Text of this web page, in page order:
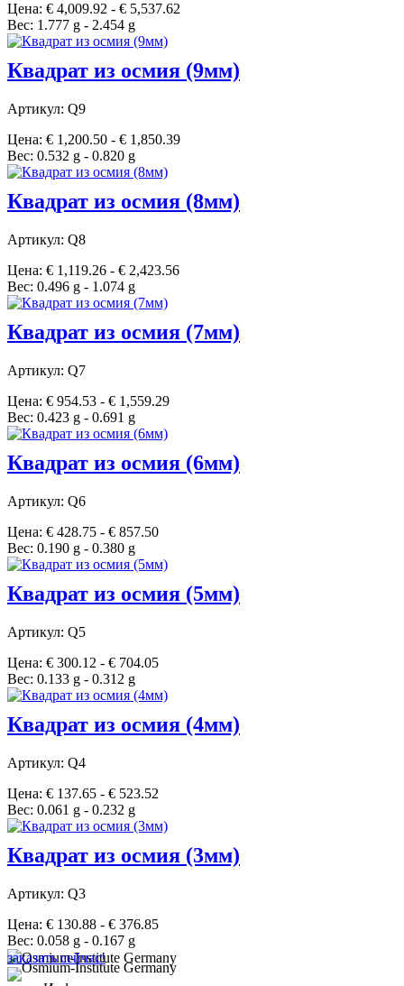
Цена: € 4,009.92 - € 5,537.62
Вес: 1.777 g - 2.454 g
Квадрат из осмия (9мм)
Артикул: Q9
Цена: € 1,200.50 - € 1,850.39
Вес: 0.532 g - 0.820 g
Квадрат из осмия (8мм)
Артикул: Q8
Цена: € 1,119.26 - € 2,423.56
Вес: 0.496 g - 1.074 g
Квадрат из осмия (7мм)
Артикул: Q7
Цена: € 954.53 - € 1,559.29
Вес: 0.423 g - 0.691 g
Квадрат из осмия (6мм)
Артикул: Q6
Цена: € 428.75 - € 857.50
Вес: 0.190 g - 0.380 g
Квадрат из осмия (5мм)
Артикул: Q5
Цена: € 300.12 - € 704.05
Вес: 0.133 g - 0.312 g
Квадрат из осмия (4мм)
Артикул: Q4
Цена: € 137.65 - € 523.52
Вес: 0.061 g - 0.232 g
Квадрат из осмия (3мм)
Артикул: Q3
Цена: € 130.88 - € 376.85
Вес: 0.058 g - 0.167 g
заказать сейчас!